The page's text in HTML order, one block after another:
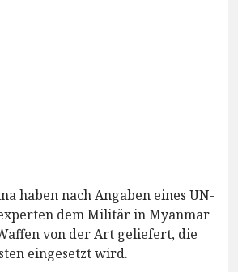
haben nach Angaben eines UN-
dem Militär in Myanmar
von der Art geliefert, die
eingesetzt wird.